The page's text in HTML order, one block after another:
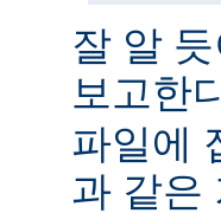
잘 알
보고한
파일에
과 같은